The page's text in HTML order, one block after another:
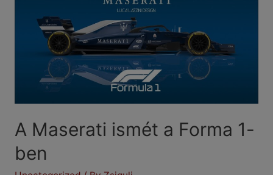
A Maserati ismét a Forma 1-
ben